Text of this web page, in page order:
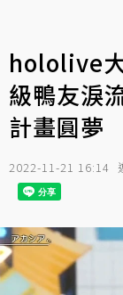
hololive
級鴨友淚
計畫圓夢
2022-11-21 16:14